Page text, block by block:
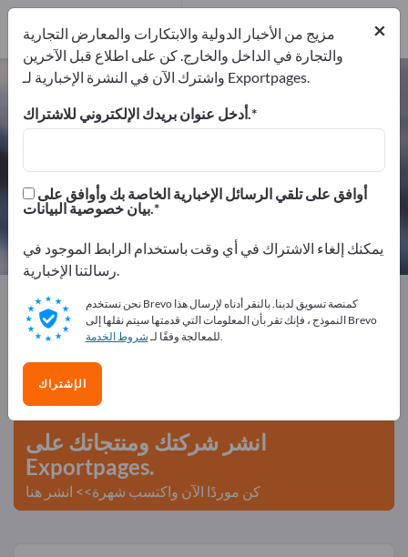
تقنية اللصق – اعثر على الشركات
المصنعة والموردين
موزعون
من المصنعين14
موزعون 2
Exportpages المواد الكيميائية والصيدلانية تقنية اللصق
أعلن مجانًا على Exportpages!
الاحتياجات – العروض – السلع المستعملة – جهات الاتصال
التجارية >> ابدأ من هنا
انشر شركتك ومنتجاتك على
Exportpages.
كن موردًا الآن واكتسب شهرة>> انشر هنا
×
مزيج من الأخبار الدولية والابتكارات والمعارض التجارية
والتجارة في الداخل والخارج. كن على اطلاع قبل الآخرين
واشترك الآن في النشرة الإخبارية لـ Exportpages.
أدخل عنوان بريدك الإلكتروني للاشتراك.
بيان خصوصية البيانات.
يمكنك إلغاء الاشتراك في أي وقت باستخدام الرابط الموجود في
رسالتنا الإخبارية.
نحن نستخدم Brevo كمنصة تسويق لدينا. بالنقر أدناه لإرسال هذا
النموذج ، فإنك تقر بأن المعلومات التي قدمتها سيتم نقلها إلى Brevo
للمعالجة وفقًا لـشروط الخدمة .
الإشتراك